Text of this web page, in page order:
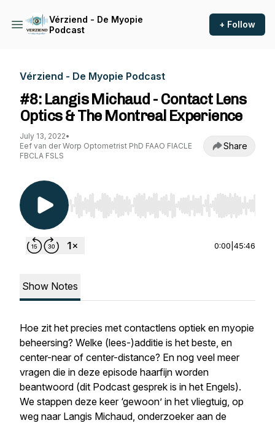
Vérziend - De Myopie
Podcast
+ Follow
Vérziend - De Myopie Podcast
#8: Langis Michaud - Contact Lens
Optics & The Montreal Experience
July 13, 2022•
Eef van der Worp Optometrist PhD FAAO FIACLE
FBCLA FSLS
Share
Use Left/Right to seek, Home/End to jump to
0:00 45:46
Show Notes
Hoe zit het precies met contactlens optiek en myopie
beheersing? Welke (lees-)additie is het beste, en
center-near of center-distance? En nog veel meer
vragen die in deze episode haarfijn worden
beantwoord (dit Podcast gesprek is in het Engels).
We stappen deze keer ‘gewoon’ in het vliegtuig, op
weg naar Langis Michaud, onderzoeker aan de